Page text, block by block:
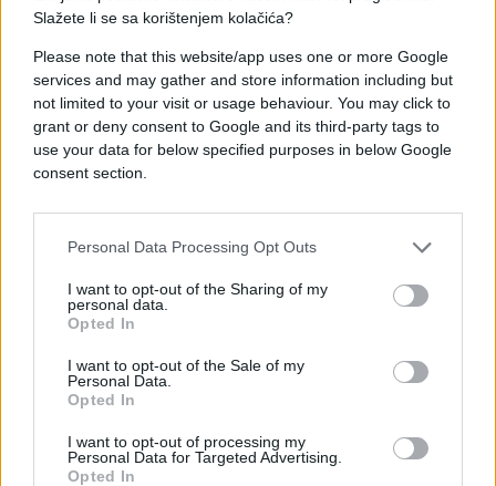
Slažete li se sa korištenjem kolačića?
Please note that this website/app uses one or more Google
services and may gather and store information including but
not limited to your visit or usage behaviour. You may click to
grant or deny consent to Google and its third-party tags to
use your data for below specified purposes in below Google
consent section.
Personal Data Processing Opt Outs
I want to opt-out of the Sharing of my
personal data.
Opted In
I want to opt-out of the Sale of my
Personal Data.
Opted In
I want to opt-out of processing my
Personal Data for Targeted Advertising.
Opted In
"Također koristi izuzetno širok režim posjeta, koji
uključujući mogućnost da članovi porodice budu
uz njega u njegovim posljednjim trenucima",
zaključila je.
Bivši komandant Vojske Republike Srpske (VRS), u
kaznu zatvora za genocid u Srebrenici, progone
Bošnjaka i Hrvata, terorisanje građana Sarajeva i
Mladićeva odbrana je i ranije zahtijevala njegovo
su njihovi zahtjevi odbijeni.